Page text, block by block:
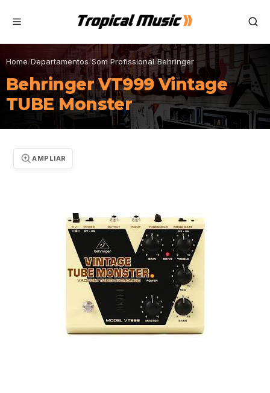
Home/Departamentos/Som Profissional/Behringer
Behringer VT999 Vintage
TUBE Monster
AMPLIAR